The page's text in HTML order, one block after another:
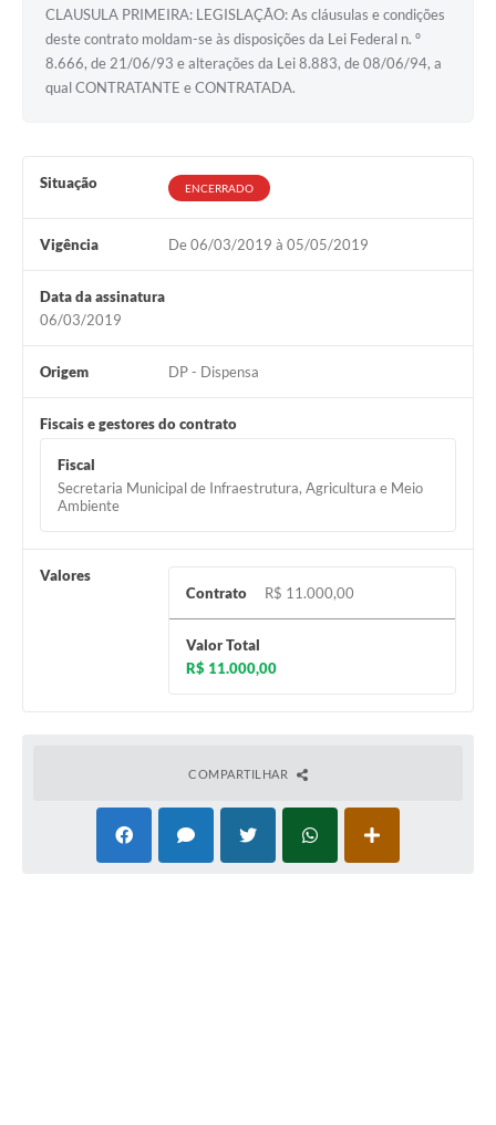
CLAUSULA PRIMEIRA: LEGISLAÇÃO: As cláusulas e condições
deste contrato moldam-se às disposições da Lei Federal n. º
8.666, de 21/06/93 e alterações da Lei 8.883, de 08/06/94, a
qual CONTRATANTE e CONTRATADA.
Situação ENCERRADO
Vigência De 06/03/2019 à 05/05/2019
Data da assinatura
06/03/2019
Origem DP - Dispensa
Fiscais e gestores do contrato
Fiscal
Secretaria Municipal de Infraestrutura, Agricultura e Meio
Ambiente
Valores
Contrato
R$ 11.000,00
Valor Total
R$ 11.000,00
COMPARTILHAR